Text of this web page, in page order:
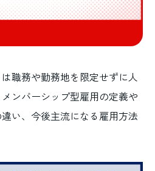
職務や勤務地を限定せずに人
ンバーシップ型雇用の定義や
い、今後主流になる雇用方法